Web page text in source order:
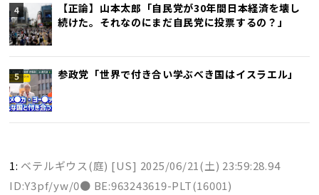
【正論】山本太郎「自民党が30年間日本経済を壊し
続けた。それなのにまだ自民党に投票するの？」
参政党「世界で付き合い学ぶべき国はイスラエル」
1: ベテルギウス(庭) [US] 2025/06/21(土) 23:59:28.94
ID:Y3pf/yw/0● BE:963243619-PLT(16001)